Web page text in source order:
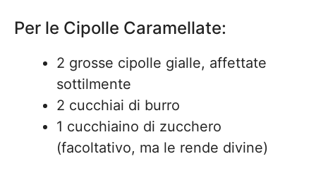
Per le Cipolle Caramellate:
2 grosse cipolle gialle, affettate
sottilmente
2 cucchiai di burro
1 cucchiaino di zucchero
(facoltativo, ma le rende divine)